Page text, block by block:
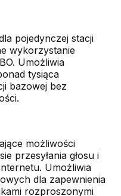
pojedynczej stacji
wykorzystanie
Umożliwia
tysiąca
bazowej bez
możliwości
przesyłania głosu i
Umożliwia
dla zapewnienia
rozproszonymi